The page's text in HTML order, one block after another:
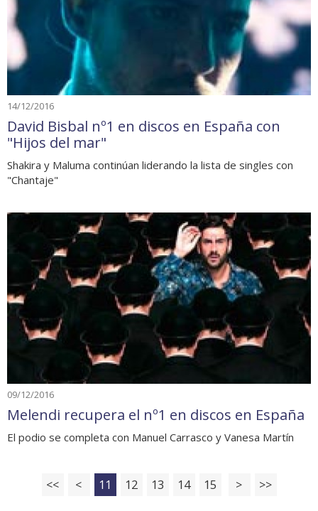
14/12/2016
David Bisbal nº1 en discos en España con
"Hijos del mar"
Shakira y Maluma continúan liderando la lista de singles con
"Chantaje"
09/12/2016
Melendi recupera el nº1 en discos en España
El podio se completa con Manuel Carrasco y Vanesa Martín
<< < 11 12 13 14 15 > >>